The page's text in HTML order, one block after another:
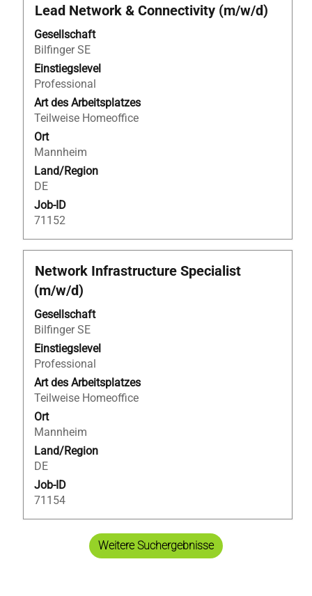
Stellenbezeichnung
Lead Network & Connectivity (m/w/d)
Gesellschaft
Bilfinger SE
Einstiegslevel
Professional
Art des Arbeitsplatzes
Teilweise Homeoffice
Ort
Mannheim
Land/Region
DE
Job-ID
71152
Drücken
die
Leertaste,
um
die
Stelleninformationen
vollständig
anzuzeigen.
Stellenbezeichnung
Network Infrastructure Specialist
(m/w/d)
Gesellschaft
Bilfinger SE
Einstiegslevel
Professional
Art des Arbeitsplatzes
Teilweise Homeoffice
Ort
Mannheim
Land/Region
DE
Job-ID
71154
Drücken
Sie
die
Leertaste,
um
die
Stelleninformationen
vollständig
anzuzeigen.
Weitere Suchergebnisse